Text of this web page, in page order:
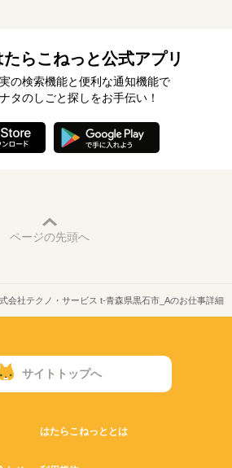
たらこねっと公式アプリ
の検索機能と便利な通知機能で
タのしごと探しをお手伝い！
ページの先頭へ
会社テクノ・サービス t-青森県黒石市_Aのお仕事詳細
サイトトップへ
はたらこねっととは